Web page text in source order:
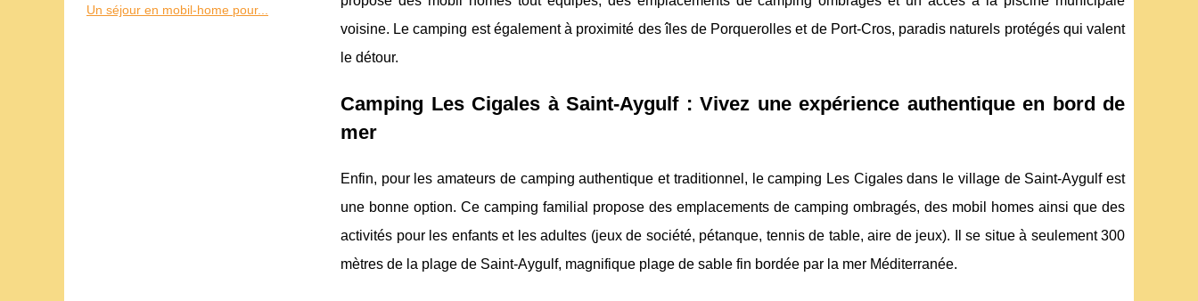
voisine. Le camping est également à proximité des îles de Porquerolles et de Port-Cros, paradis naturels protégés qui valent
le détour.
Camping Les Cigales à Saint-Aygulf : Vivez une expérience authentique en bord de
mer
Enfin, pour les amateurs de camping authentique et traditionnel, le camping Les Cigales dans le village de Saint-Aygulf est
une bonne option. Ce camping familial propose des emplacements de camping ombragés, des mobil homes ainsi que des
activités pour les enfants et les adultes (jeux de société, pétanque, tennis de table, aire de jeux). Il se situe à seulement 300
mètres de la plage de Saint-Aygulf, magnifique plage de sable fin bordée par la mer Méditerranée.
Un séjour en mobil-home pour...